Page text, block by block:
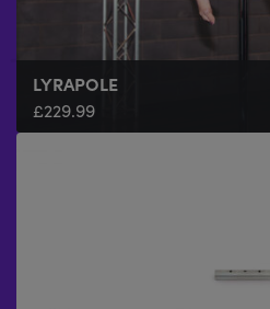
LYRAPOLE
£229.99